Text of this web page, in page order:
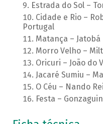
Estrada do Sol –
Cidade e Rio –
Portugal
Matança – Jatobá
Morro Velho –
Oricuri – João do
Jacaré Sumiu –
O Céu – Nando
Festa –